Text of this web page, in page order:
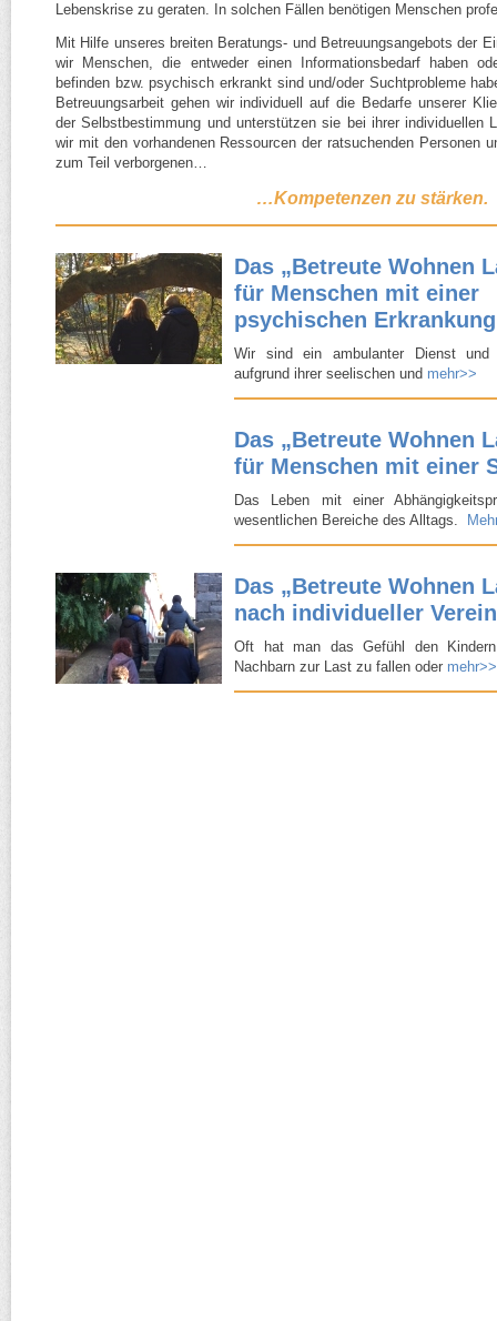
Lebenskrise zu geraten. In solchen Fällen benötigen Menschen
Mit Hilfe unseres breiten Beratungs- und Betreuungsangebots der
wir Menschen, die entweder einen Informationsbedarf haben
befinden bzw. psychisch erkrankt sind und/​oder Suchtprobleme
Betreuungsarbeit gehen wir individuell auf die Bedarfe unserer
der Selbstbestimmung und unterstützen sie bei ihrer individuellen
wir mit den vorhandenen Ressourcen der ratsuchenden Personen
zum Teil verborgenen…
…Kompetenzen zu stärken.
Das „Betreute Wohnen
für Menschen mit einer
psychischen Erkrankung
Wir sind ein ambulanter Dienst und
aufgrund ihrer seelischen und mehr>>
Das „Betreute Wohnen
für Menschen mit einer
Das Leben mit einer
wesentlichen Bereiche des Alltags.
Das „Betreute Wohnen
nach individueller
Oft hat man das Gefühl den
Nachbarn zur Last zu fallen oder mehr>>